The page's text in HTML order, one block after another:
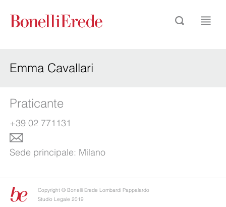
Emma Cavallari
Praticante
+39 02 771131
Sede principale: Milano
Copyright © Bonelli Erede Lombardi Pappalardo
Studio Legale 2019